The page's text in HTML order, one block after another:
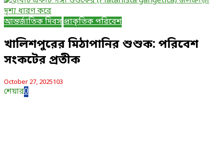
আন্তর্জাতিক দিবসপ্রাকৃতিক পরিবেশ
খালিশপুরের মিঠাপানির শুশুক: পরিবেশ
সংকটের প্রতীক
October 27, 2025103
শেয়ার0